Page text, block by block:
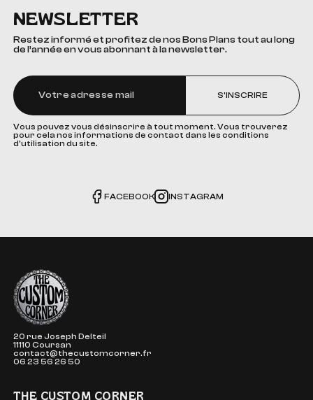
NEWSLETTER
Restez informé et profitez de nos Bons Plans tout au long
de l’année en vous abonnant à la newsletter.
S'INSCRIRE
Vous pouvez vous désinscrire à tout moment. Vous trouverez
pour cela nos informations de contact dans les conditions
d'utilisation du site.
FACEBOOK INSTAGRAM
The Custom Corner
20 rue Joseph Delteil
11110 Coursan
contact@thecustomcorner.fr
06 23 56 26 50
THE CUSTOM CORNER